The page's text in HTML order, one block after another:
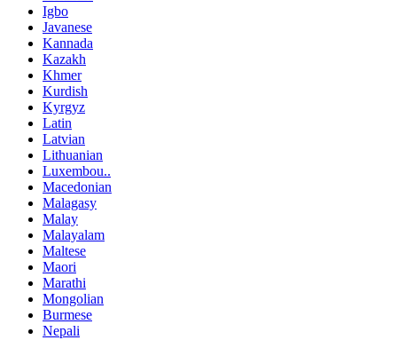
Igbo
Javanese
Kannada
Kazakh
Khmer
Kurdish
Kyrgyz
Latin
Latvian
Lithuanian
Luxembou..
Macedonian
Malagasy
Malay
Malayalam
Maltese
Maori
Marathi
Mongolian
Burmese
Nepali